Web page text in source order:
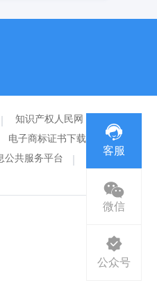
知识产权人民网
电子商标证书下载
公共服务平台
赣州
客服
微信
公众号